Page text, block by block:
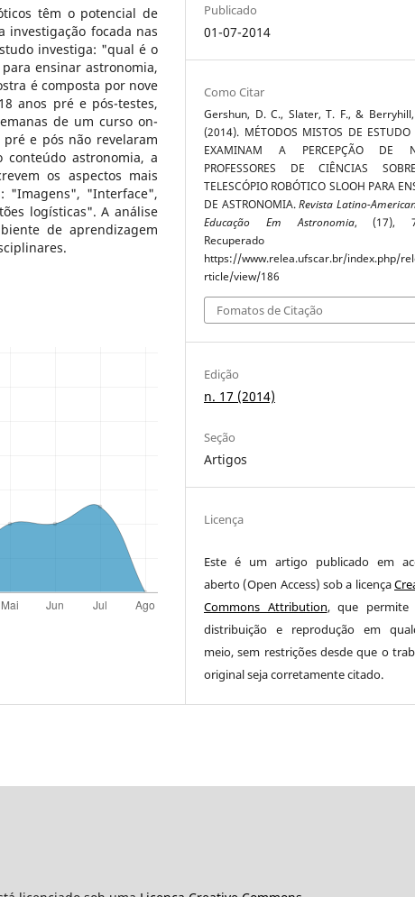
têm o potencial de
investigação focada nas
investiga: "qual é o
ensinar astronomia,
é composta por nove
anos pré e pós-testes,
de um curso on-
e pós não revelaram
conteúdo astronomia, a
os aspectos mais
"Imagens", "Interface",
logísticas". A análise
de aprendizagem
Publicado
01-07-2014
Como Citar
Gershun, D. C., Slater, T. F., & Berryhill,
(2014). MÉTODOS MISTOS DE ESTUDO
EXAMINAM A PERCEPÇÃO DE
PROFESSORES DE CIÊNCIAS
TELESCÓPIO ROBÓTICO SLOOH PARA
DE ASTRONOMIA.Revista Latino-
Educação Em Astronomia, (17),
Recuperado
https://www.relea.ufscar.br/index.php/
rticle/view/186
Fomatos de Citação
Edição
n. 17 (2014)
Seção
Artigos
Licença
Este é um artigo publicado em
aberto (Open Access) sob a licença
Commons Attribution, que permite
distribuição e reprodução em
meio, sem restrições desde que o
original seja corretamente citado.